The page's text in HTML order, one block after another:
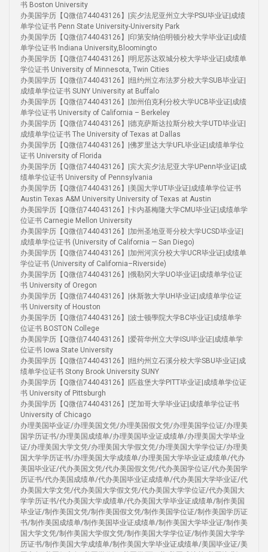
书 Boston University
办美国学历【Q微信744043126】|宾夕法尼亚州立大学PSU毕业证|成绩
单学位证书 Penn State University-University Park
办美国学历【Q微信744043126】|印第安纳伯明顿分校大学毕业证|成绩
单学位证书 Indiana University,Bloomingto
办美国学历【Q微信744043126】|明尼苏达双城分校大学毕业证|成绩单
学位证书 University of Minnesota, Twin Cities
办美国学历【Q微信744043126】|纽约州立布法罗分校大学SUB毕业证|
成绩单学位证书 SUNY University at Buffalo
办美国学历【Q微信744043126】|加州伯克利分校大学UCB毕业证|成绩
单学位证书 University of California – Berkeley
办美国学历【Q微信744043126】|德克萨斯达拉斯分校大学UTD毕业证|
成绩单学位证书 The University of Texas at Dallas
办美国学历【Q微信744043126】|佛罗里达大学UFL毕业证|成绩单学位
证书 University of Florida
办美国学历【Q微信744043126】|宾大宾夕法尼亚大学UPenn毕业证|成
绩单学位证书 University of Pennsylvania
办美国学历【Q微信744043126】|美国大学UT毕业证|成绩单学位证书
Austin Texas A&M University University of Texas at Austin
办美国学历【Q微信744043126】|卡内基梅隆大学CMU毕业证|成绩单学
位证书 Carnegie Mellon University
办美国学历【Q微信744043126】|加州圣地亚哥分校大学UCSD毕业证|
成绩单学位证书 (University of California — San Diego)
办美国学历【Q微信744043126】|加州河滨分校大学UCR毕业证|成绩单
学位证书 (University of California–Riverside)
办美国学历【Q微信744043126】|俄勒冈大学UO毕业证|成绩单学位证
书 University of Oregon
办美国学历【Q微信744043126】|休斯敦大学UH毕业证|成绩单学位证
书 University of Houston
办美国学历【Q微信744043126】|波士顿學院大学BC毕业证|成绩单学
位证书 BOSTON College
办美国学历【Q微信744043126】|爱荷华州立大学ISU毕业证|成绩单学
位证书 Iowa State University
办美国学历【Q微信744043126】|纽约州立石溪分校大学SBU毕业证|成
绩单学位证书 Stony Brook University SUNY
办美国学历【Q微信744043126】|匹兹堡大学PITT毕业证|成绩单学位证
书 University of Pittsburgh
办美国学历【Q微信744043126】|芝加哥大学毕业证|成绩单学位证书
University of Chicago
办理美国毕业证/办理美国文凭/办理美国假文凭/办理美国学位证/办理美
国学历证书/办理美国成绩单/办理美国毕业证成绩单/办理美国大学毕业
证/办理美国大学文凭/办理美国大学假文凭/办理美国大学学位证/办理美
国大学学历证书/办理美国大学成绩单/办理美国大学毕业证成绩单/代办
美国毕业证/代办美国文凭/代办美国假文凭/代办美国学位证/代办美国学
历证书/代办美国成绩单/代办美国毕业证成绩单/代办美国大学毕业证/代
办美国大学文凭/代办美国大学假文凭/代办美国大学学位证/代办美国大
学学历证书/代办美国大学成绩单/代办美国大学毕业证成绩单/制作美国
毕业证/制作美国文凭/制作美国假文凭/制作美国学位证/制作美国学历证
书/制作美国成绩单/制作美国毕业证成绩单/制作美国大学毕业证/制作美
国大学文凭/制作美国大学假文凭/制作美国大学学位证/制作美国大学学
历证书/制作美国大学成绩单/制作美国大学毕业证成绩单/美国毕业证/美